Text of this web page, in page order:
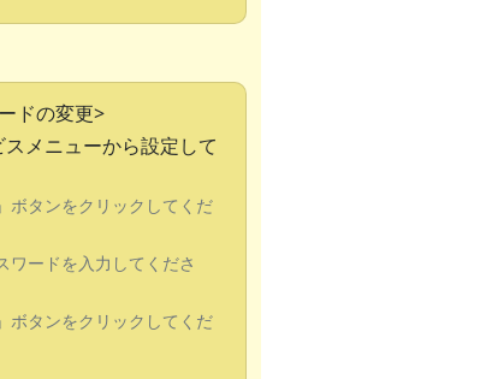
ドの変更>
メニューから設定して
ボタンをクリックしてくだ
ワードを入力してくださ
ボタンをクリックしてくだ